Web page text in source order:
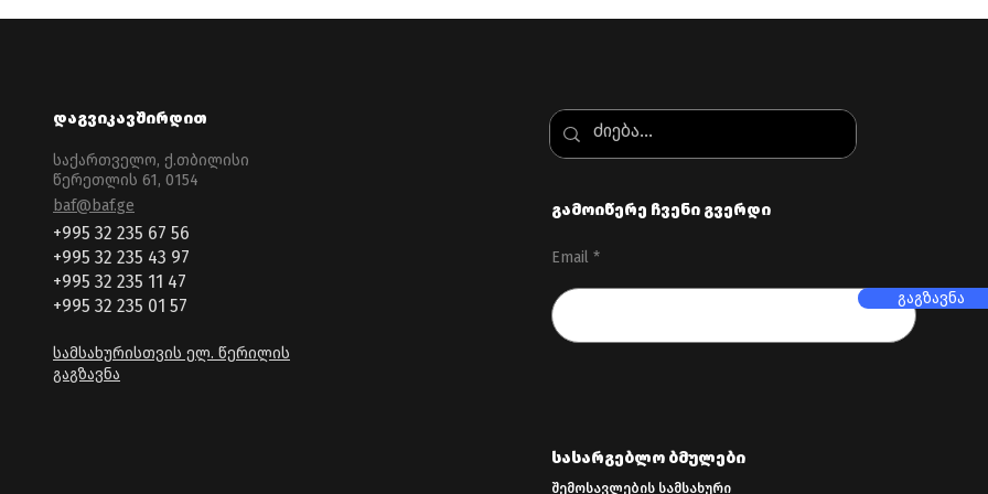
სერტიფიცირების
პროგრამაში ჩართვის
მსურველთა
საყურადღებოდ!
საკონსულტაციო
ინსტიტუტის
ვებგვერდს!
დაგვიკავშირდით
საქართველო, ქ.თბილისი
წერეთლის 61, 0154
baf@baf.ge
+995 32 235 67 56
+995 32 235 43 97
+995 32 235 11 47
+995 32 235 01 57
სამსახურისთვის ელ. წერილის
გაგზავნა
გამოიწერე ჩვენი გვერდი
Email
გაგზავნა
სასარგებლო ბმულები
შემოსავლების სამსახური